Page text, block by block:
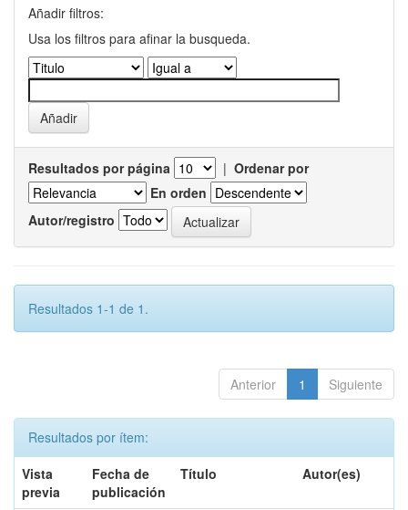
Añadir filtros:
Usa los filtros para afinar la busqueda.
Resultados por página | Ordenar por
En orden
Autor/registro
Resultados 1-1 de 1.
Anterior 1 Siguiente
Resultados por ítem:
Vista
previa
Fecha de
publicación
Título Autor(es)